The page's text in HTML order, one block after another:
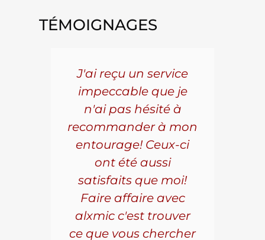
TÉMOIGNAGES
J'ai reçu un service
impeccable que je
n'ai pas hésité à
recommander à mon
entourage! Ceux-ci
ont été aussi
satisfaits que moi!
Faire affaire avec
alxmic c'est trouver
ce que vous chercher